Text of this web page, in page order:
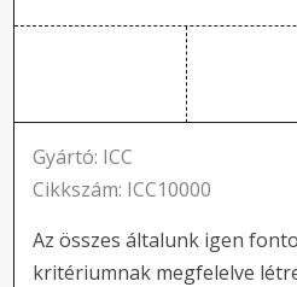
Gyártó: ICC
Cikkszám: ICC10000
Az összes általunk igen
kritériumnak megfelelve